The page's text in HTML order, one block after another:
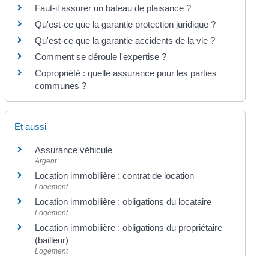
Faut-il assurer un bateau de plaisance ?
Qu'est-ce que la garantie protection juridique ?
Qu'est-ce que la garantie accidents de la vie ?
Comment se déroule l'expertise ?
Copropriété : quelle assurance pour les parties
communes ?
Et aussi
Assurance véhicule
Argent
Location immobilière : contrat de location
Logement
Location immobilière : obligations du locataire
Logement
Location immobilière : obligations du propriétaire
(bailleur)
Logement